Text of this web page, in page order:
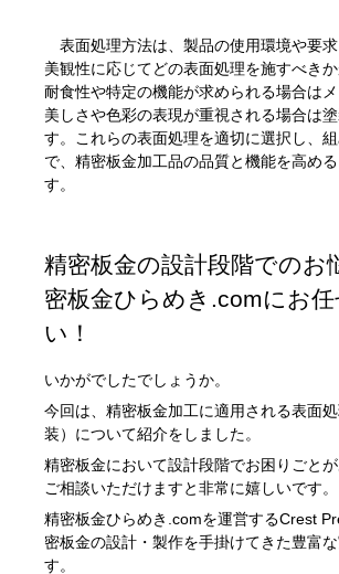
表面処理方法は、製品の使用環境や要求
美観性に応じてどの表面処理を施すべきか
耐食性や特定の機能が求められる場合は
美しさや色彩の表現が重視される場合は
す。これらの表面処理を適切に選択し、
で、精密板金加工品の品質と機能を高め
す。
精密板金の設計段階でのお
密板金ひらめき.comにお任
い！
いかがでしたでしょうか。
今回は、精密板金加工に適用される表面
装）について紹介をしました。
精密板金において設計段階でお困りごと
ご相談いただけますと非常に嬉しいです。
精密板金ひらめき.comを運営するCrest
密板金の設計・製作を手掛けてきた豊富
す。